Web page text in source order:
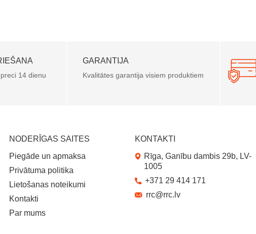
14 dienu
GARANTIJA
Kvalitātes garantija visiem produktiem
NODERĪGAS SAITES
Piegāde un apmaksa
Privātuma politika
Lietošanas noteikumi
Kontakti
Par mums
KONTAKTI
Rīga, Ganību dambis 29b, LV-
1005
+371 29 414 171
rrc@rrc.lv